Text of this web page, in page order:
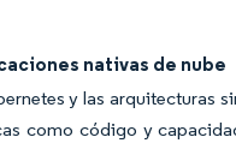
nativas de nube
y las arquitecturas
como código y